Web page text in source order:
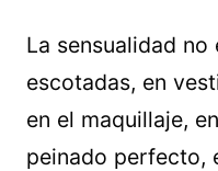
La sensualidad no
escotadas, en
en el maquillaje,
peinado perfecto,